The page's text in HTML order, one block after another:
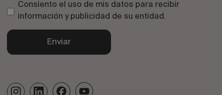
Consiento el uso de mis datos para recibir
información y publicidad de su entidad.
Enviar